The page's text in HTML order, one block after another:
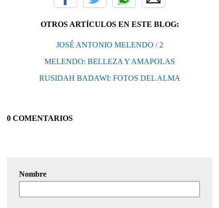
OTROS ARTÍCULOS EN ESTE BLOG:
JOSÉ ANTONIO MELENDO / 2
MELENDO: BELLEZA Y AMAPOLAS
RUSIDAH BADAWI: FOTOS DEL ALMA
0 COMENTARIOS
Nombre